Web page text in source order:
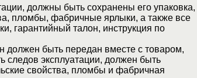
должны быть сохранены его упаковка,
пломбы, фабричные ярлыки, а также все
гарантийный талон, инструкция по
должен быть передан вместе с товаром,
следов эксплуатации, должен быть
свойства, пломбы и фабричная